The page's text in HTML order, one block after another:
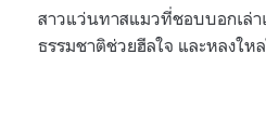
สาวแว่นทาสแมวที่ชอบบอกเล่
ธรรมชาติช่วยฮีลใจ และหลงให